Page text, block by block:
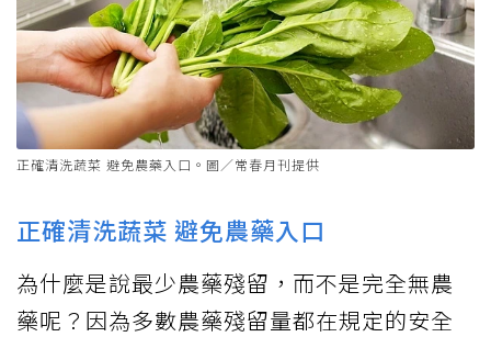
正確清洗蔬菜 避免農藥入口。圖／常春月刊提供
正確清洗蔬菜 避免農藥入口
為什麼是說最少農藥殘留，而不是完全無農
藥呢？因為多數農藥殘留量都在規定的安全